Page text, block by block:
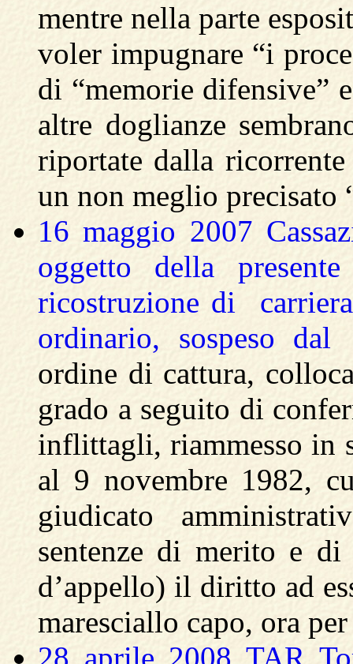
mentre nella parte
voler impugnare “i
di “memorie difensive”
altre doglianze
riportate dalla
un non meglio precisato
16 maggio 2007
oggetto della
ricostruzione di
ordinario, sospeso
ordine di cattura,
grado a seguito di
inflittagli, riammesso in
al 9 novembre 1982,
giudicato
sentenze di merito e
d’appello) il diritto ad
maresciallo capo, ora